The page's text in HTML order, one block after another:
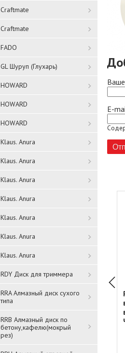
Craftmate
Craftmate
FADO
GL Шуруп (Глухарь)
HOWARD
HOWARD
HOWARD
Klaus. Anura
Klaus. Anura
Klaus. Anura
Klaus. Anura
Klaus. Anura
Klaus. Anura
Klaus. Anura
RDY Диск для триммера
RRA Алмазный диск сухого
типа
RRB Алмазный диск по
бетону,кафелю(мокрый
рез)
E-
Решетка
1520Р* ЧЕРНЫЙ